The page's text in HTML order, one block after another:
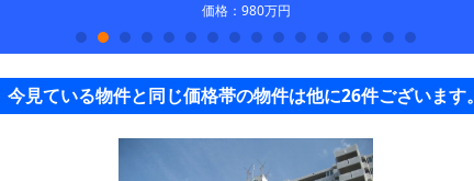
価格：980万円
今見ている物件と同じ価格帯の物件は他に26件ございます。